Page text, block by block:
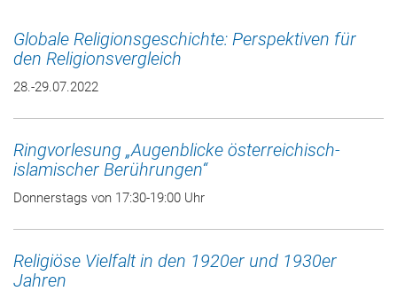
Globale Religionsgeschichte: Perspektiven für
den Religionsvergleich
28.-29.07.2022
Ringvorlesung „Augenblicke österreichisch-
islamischer Berührungen“
Donnerstags von 17:30-19:00 Uhr
Religiöse Vielfalt in den 1920er und 1930er
Jahren